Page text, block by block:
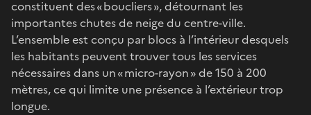
constituent des « boucliers », détournant les
importantes chutes de neige du centre-ville.
L’ensemble est conçu par blocs à l’intérieur desquels
les habitants peuvent trouver tous les services
nécessaires dans un « micro-rayon » de 150 à 200
mètres, ce qui limite une présence à l’extérieur trop
longue.